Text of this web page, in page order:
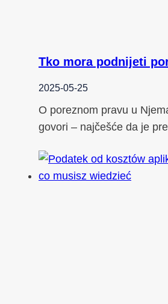
Tko mora podnijeti
2025-05-25
O poreznom pravu u
govori – najčešće da je